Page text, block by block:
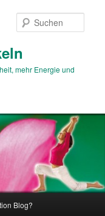
mehr Energie und
Blog?